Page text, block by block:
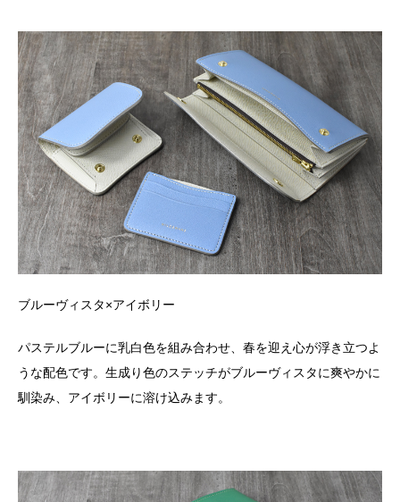
ブルーヴィスタ×アイボリー
パステルブルーに乳白色を組み合わせ、春を迎え心が浮き立つよ
うな配色です。生成り色のステッチがブルーヴィスタに爽やかに
馴染み、アイボリーに溶け込みます。